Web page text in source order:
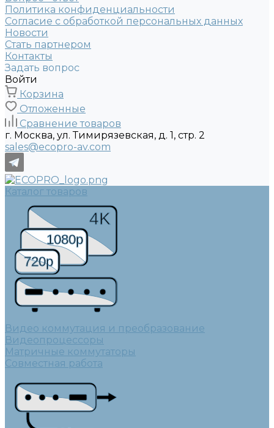
Политика конфиденциальности
Согласие с обработкой персональных данных
Новости
Стать партнером
Контакты
Задать вопрос
Войти
Корзина
Отложенные
Сравнение товаров
г. Москва, ул. Тимирязевская, д. 1, стр. 2
sales@ecopro-av.com
Каталог товаров
1080p
4K
720p
Видео коммутация и преобразование
Видеопроцессоры
Матричные коммутаторы
Совместная работа